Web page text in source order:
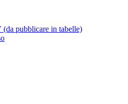
(da pubblicare in tabelle)